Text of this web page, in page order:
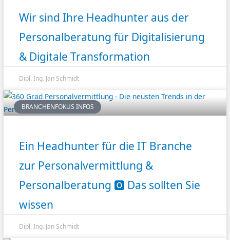
Wir sind Ihre Headhunter aus der
Personalberatung für Digitalisierung
& Digitale Transformation
Dipl. Ing. Jan Schmidt
BRANCHENFOKUS INFOS
Ein Headhunter für die IT Branche
zur Personalvermittlung &
Personalberatung 🅾️ Das sollten Sie
wissen
Dipl. Ing. Jan Schmidt